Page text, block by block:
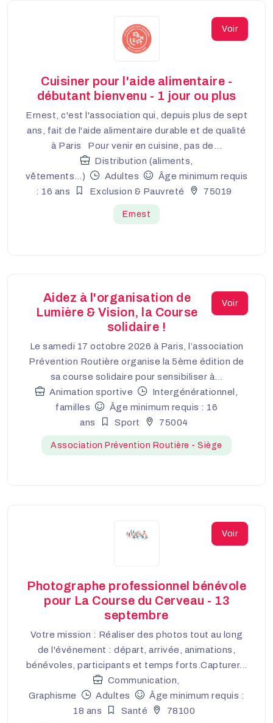
Voir
Cuisiner pour l'aide alimentaire -
débutant bienvenu - 1 jour ou plus
Ernest, c'est l'association qui, depuis plus de sept
ans, fait de l'aide alimentaire durable et de qualité
à Paris Pour venir en cuisine, pas de...
Distribution (aliments,
vêtements…)
Adultes
Âge minimum requis
: 16 ans
Exclusion & Pauvreté 75019
Ernest
Voir
Aidez à l'organisation de
Lumière & Vision, la Course
solidaire !
Le samedi 17 octobre 2026 à Paris, l’association
Prévention Routière organise la 5ème édition de
sa course solidaire pour sensibiliser à...
Animation sportive
Intergénérationnel,
familles
Âge minimum requis : 16
ans
Sport 75004
Association Prévention Routière - Siège
Voir
Photographe professionnel bénévole
pour La Course du Cerveau - 13
septembre
Votre mission : Réaliser des photos tout au long
de l'événement : départ, arrivée, animations,
bénévoles, participants et temps forts.Capturer...
Communication,
Graphisme
Adultes
Âge minimum requis :
18 ans
Santé 78100